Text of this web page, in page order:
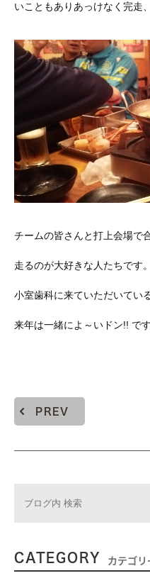
いこともありあっけなく完走
チームの皆さんと打上会場で
走るのが大好きな人たちです。
小室歯科に来ていただいてい
来年は一緒によ～いドン!! です
PREV
CATEGORY カテゴリ